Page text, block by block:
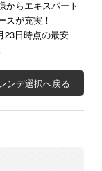
からエキスパート
スが充実！
23日時点の最安
ンデ選択へ戻る